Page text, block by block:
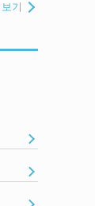
기